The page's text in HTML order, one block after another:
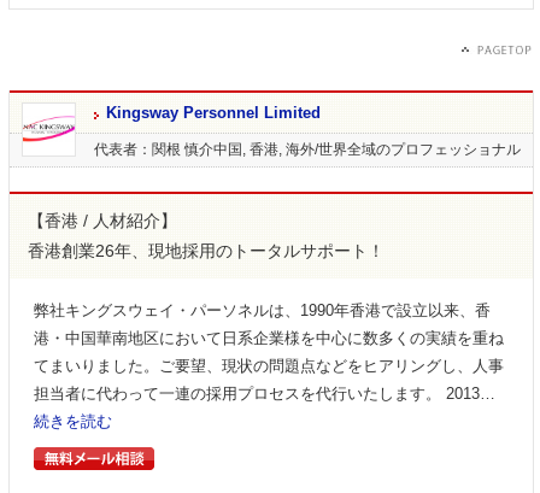
Kingsway Personnel Limited
中国, 香港, 海外/世界全域のプロフェッショナル
代表者：関根 慎介
【香港 / 人材紹介】
香港創業26年、現地採用のトータルサポート！
弊社キングスウェイ・パーソネルは、1990年香港で設立以来、香
港・中国華南地区において日系企業様を中心に数多くの実績を重ね
てまいりました。ご要望、現状の問題点などをヒアリングし、人事
担当者に代わって一連の採用プロセスを代行いたします。 2013…
続きを読む